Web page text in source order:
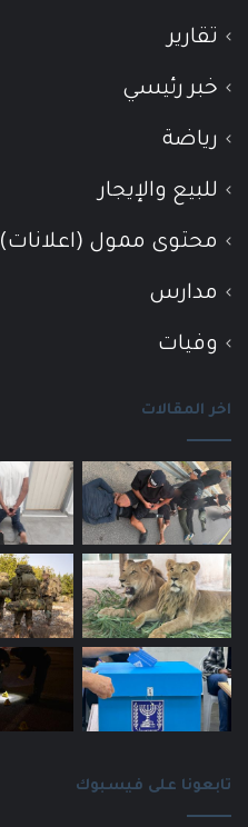
تقارير
خبر رئيسي
رياضة
للبيع والإيجار
محتوى ممول (اعلانات)
مدارس
وفيات
اخر المقالات
تابعونا على فيسبوك